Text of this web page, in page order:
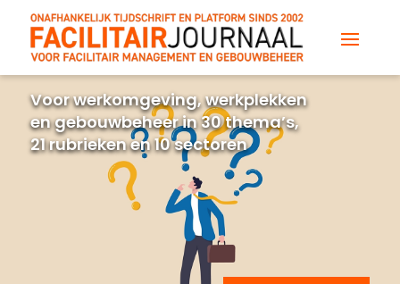
Voor werkomgeving, werkplekken
en gebouwbeheer in 30 thema’s,
21 rubrieken en 10 sectoren